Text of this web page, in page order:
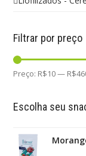
Filtrar por preço
Preço: R$10—
Escolha seu